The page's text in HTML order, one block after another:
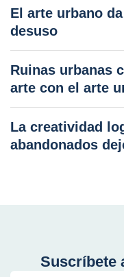
El arte urbano
desuso
Ruinas urbanas
arte con el arte
La creatividad
abandonados
Suscríbete